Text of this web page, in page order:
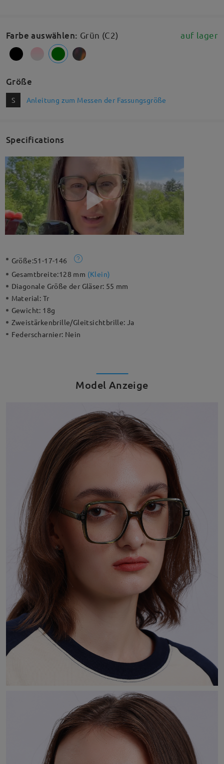
Farbe auswählen: Grün (C2) auf lager
Größe
S Anleitung zum Messen der Fassungsgröße
Specifications
Größe:51-17-146
Gesamtbreite:128 mm (Klein)
Diagonale Größe der Gläser: 55 mm
Material: Tr
Gewicht: 18g
Zweistärkenbrille/Gleitsichtbrille:Ja
Federscharnier: Nein
Model Anzeige